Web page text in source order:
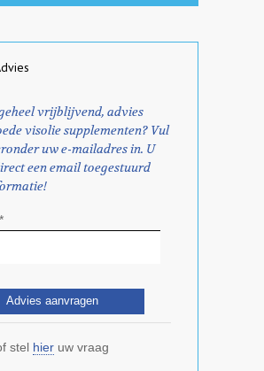
vrijblijvend, advies
visolie supplementen? Vul
uw e-mailadres in. U
een email toegestuurd
stel hier uw vraag